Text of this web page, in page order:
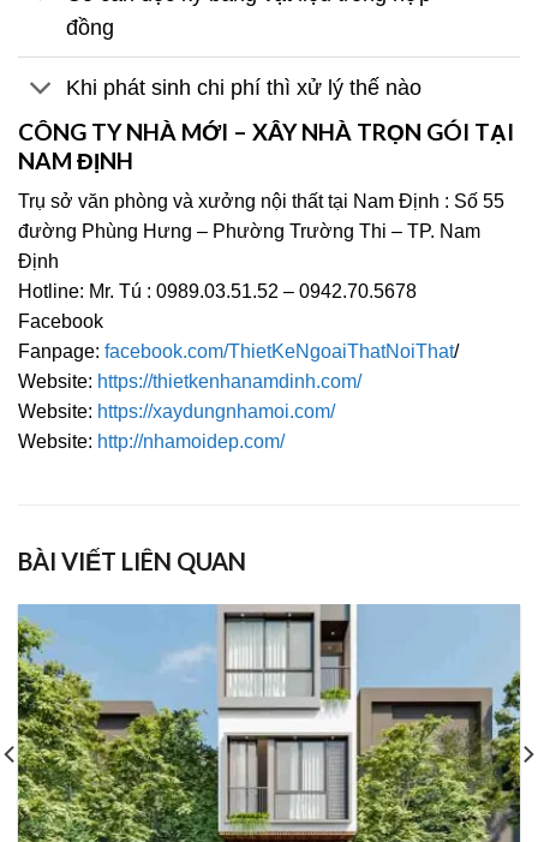
đồng
Khi phát sinh chi phí thì xử lý thế nào
CÔNG TY NHÀ MỚI – XÂY NHÀ TRỌN GÓI TẠI
NAM ĐỊNH
Trụ sở văn phòng và xưởng nội thất tại Nam Định : Số 55
đường Phùng Hưng – Phường Trường Thi – TP. Nam
Định
Hotline: Mr. Tú : 0989.03.51.52 – 0942.70.5678
Facebook
Fanpage: facebook.com/ThietKeNgoaiThatNoiThat/
Website: https://thietkenhanamdinh.com/
Website: https://xaydungnhamoi.com/
Website: http://nhamoidep.com/
BÀI VIẾT LIÊN QUAN